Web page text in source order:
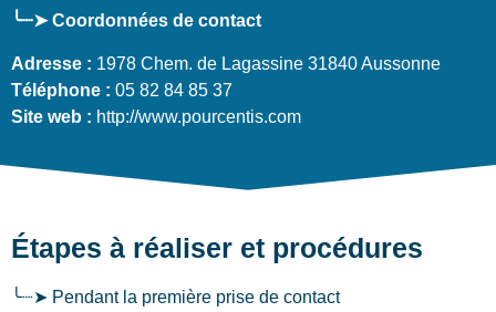
╰┈➤ Coordonnées de contact
Adresse : 1978 Chem. de Lagassine 31840 Aussonne
Téléphone : 05 82 84 85 37
Site web : http://www.pourcentis.com
Étapes à réaliser et procédures
╰┈➤ Pendant la première prise de contact